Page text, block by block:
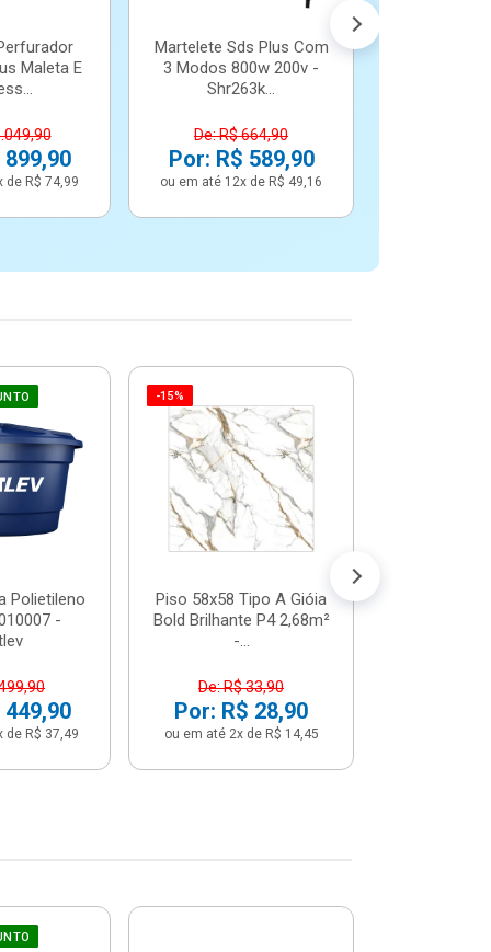
Maleta E
de R$ 74,99
Martelete Sds Plus Com
3 Modos 800w 200v -
Shr263k...
De: R$ 664,90
Por: R$ 589,90
ou em até 12x de R$ 49,16
Polietileno
-
de R$ 37,49
-15%
Piso 58x58 Tipo A Gióia
Bold Brilhante P4 2,68m²
-...
De: R$ 33,90
Por: R$ 28,90
ou em até 2x de R$ 14,45